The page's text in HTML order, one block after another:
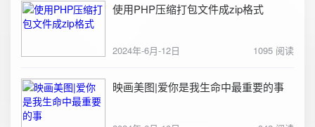
使用PHP压缩打包文件成zip格式
2024年-6月-12日 1095 阅读
映画美图|爱你是我生命中最重要的事